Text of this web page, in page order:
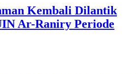
Kembali Dilantik
Ar-Raniry Periode